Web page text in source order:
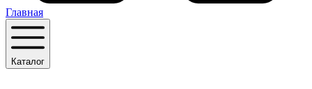
Главная
Каталог